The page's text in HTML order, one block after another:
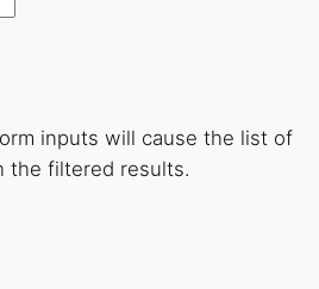
inputs will cause the list of
the filtered results.